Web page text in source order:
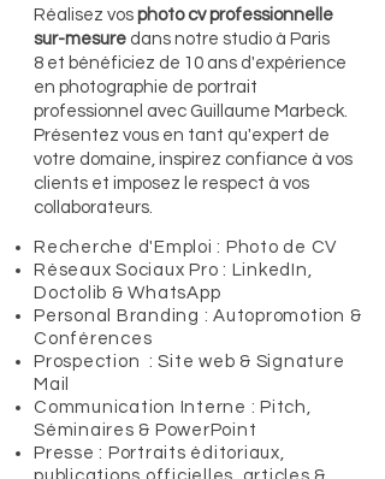
Réalisez vos photo cv professionnelle
sur-mesure dans notre studio à Paris
8 et bénéficiez de 10 ans d'expérience
en photographie de portrait
professionnel avec Guillaume Marbeck. ​
Présentez vous en tant qu'expert de
votre domaine, inspirez confiance à vos
clients et imposez le respect à vos
collaborateurs.
Recherche d'Emploi : Photo de CV
Réseaux Sociaux Pro : LinkedIn,
Doctolib & WhatsApp​
Personal Branding : Autopromotion &
Conférences
Prospection : Site web & Signature
Mail
Communication Interne : Pitch,
Séminaires & PowerPoint
Presse : Portraits éditoriaux,